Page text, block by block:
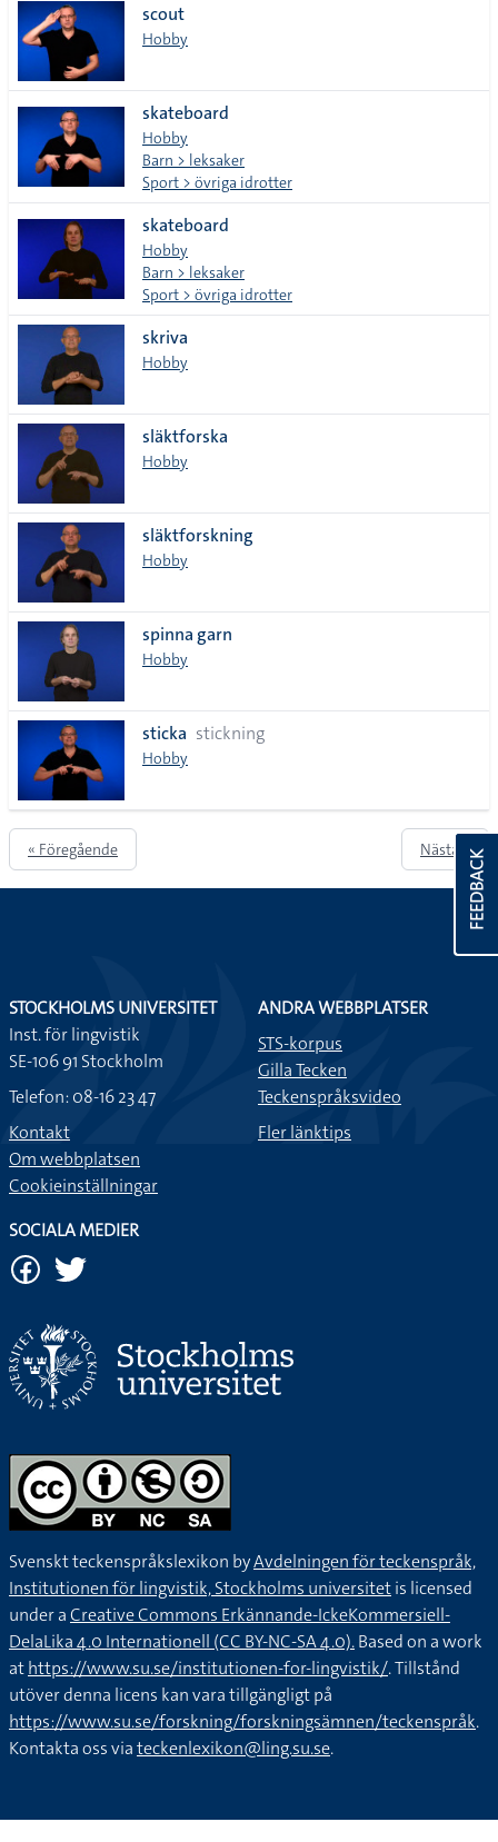
scout
Hobby
skateboard
Hobby
Barn > leksaker
Sport > övriga idrotter
skateboard
Hobby
Barn > leksaker
Sport > övriga idrotter
skriva
Hobby
släktforska
Hobby
släktforskning
Hobby
spinna garn
Hobby
sticka stickning
Hobby
« Föregående Nästa » FEEDBACK
STOCKHOLMS UNIVERSITET
Inst. för lingvistik
SE-106 91 Stockholm
Telefon: 08-16 23 47
Kontakt
Om webbplatsen
Cookieinställningar
ANDRA WEBBPLATSER
STS-korpus
Gilla Tecken
Teckenspråksvideo
Fler länktips
SOCIALA MEDIER
Svenskt teckenspråkslexikon byAvdelningen för teckenspråk,
Institutionen för lingvistik, Stockholms universitetis licensed
under aCreative Commons Erkännande-IckeKommersiell-
DelaLika 4.0 Internationell (CC BY-NC-SA 4.0).Based on a work
athttps://www.su.se/institutionen-for-lingvistik/. Tillstånd
utöver denna licens kan vara tillgängligt på
https://www.su.se/forskning/forskningsämnen/teckenspråk.
Kontakta oss viateckenlexikon@ling.su.se.